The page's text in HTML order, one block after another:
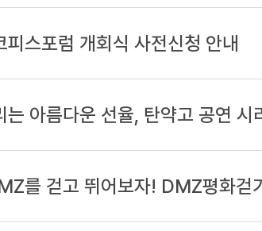
스포럼 개회식 사전신청 안내
아름다운 선율, 탄약고 공연 시
를 걷고 뛰어보자! DMZ평화걷